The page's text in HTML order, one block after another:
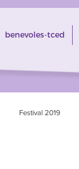
Festival 2019
benevoles-tced